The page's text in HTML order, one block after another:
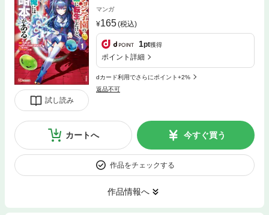
試し読み
マンガ
165(税込)
1pt獲得
ポイント詳細
dカード利用でさらにポイント+2%
返品不可
カートへ 今すぐ買う
作品をチェックする
作品情報へ